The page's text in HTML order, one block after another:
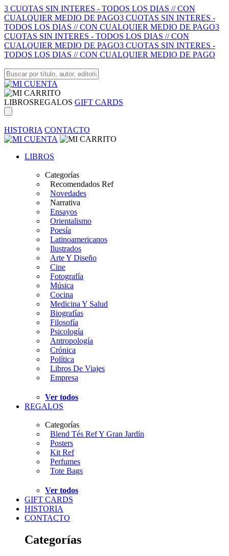
3 CUOTAS SIN INTERES - TODOS LOS DIAS // CON
CUALQUIER MEDIO DE PAGO3 CUOTAS SIN INTERES -
TODOS LOS DIAS // CON CUALQUIER MEDIO DE PAGO3
CUOTAS SIN INTERES - TODOS LOS DIAS // CON
CUALQUIER MEDIO DE PAGO3 CUOTAS SIN INTERES -
TODOS LOS DIAS // CON CUALQUIER MEDIO DE PAGO
LIBROSREGALOS GIFT CARDS
HISTORIA CONTACTO
LIBROS
Categorías
Recomendados Ref
Novedades
Narrativa
Ensayos
Orientalismo
Poesía
Latinoamericanos
Ilustrados
Arte Y Diseño
Cine
Fotografía
Música
Cocina
Medicina Y Salud
Biografías
Filosofía
Psicología
Antropología
Crónica
Política
Libros De Viajes
Empresa
Ver todos
REGALOS
Categorías
Blend Tés Ref Y Gran Jardín
Posters
Kit Ref
Perfumes
Tote Bags
Ver todos
GIFT CARDS
HISTORIA
CONTACTO
Categorías